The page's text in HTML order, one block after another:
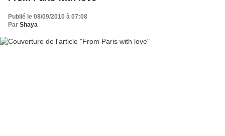
Publié le 08/09/2010 à 07:08
Par Shaya